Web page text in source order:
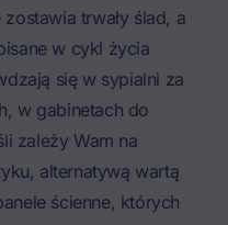
trwały ślad, a
w cykl życia
się w sypialni za
w gabinetach do
zależy Wam na
alternatywą wartą
ścienne, których